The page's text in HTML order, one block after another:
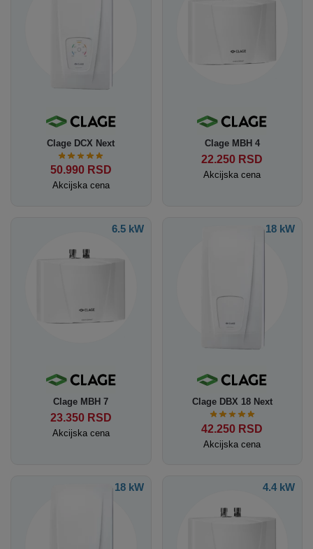
Clage DCX Next
50.990 RSD
Akcijska cena
Clage MBH 4
22.250 RSD
Akcijska cena
6.5 kW
Clage MBH 7
23.350 RSD
Akcijska cena
18 kW
Clage DBX 18 Next
42.250 RSD
Akcijska cena
18 kW 4.4 kW